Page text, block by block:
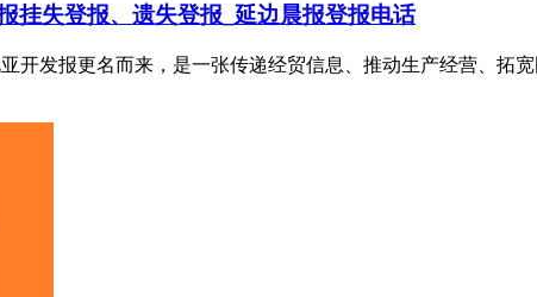
挂失登报、遗失登报_延边晨报登报电话
亚开发报更名而来，是一张传递经贸信息、推动生产经营、